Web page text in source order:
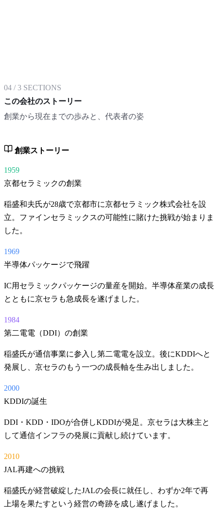
04 /3 SECTIONS
この会社のストーリー
創業から現在までの歩みと、代表者の姿
創業ストーリー
1959
京都セラミックの創業
稲盛和夫氏が28歳で京都市に京都セラミック株式会社を設
立。ファインセラミックスの可能性に賭けた挑戦が始まりま
した。
1969
半導体パッケージで飛躍
IC用セラミックパッケージの量産を開始。半導体産業の成長
とともに京セラも急成長を遂げました。
1984
第二電電（DDI）の創業
稲盛氏が通信事業に参入し第二電電を設立。後にKDDIへと
発展し、京セラのもう一つの成長軸を生み出しました。
2000
KDDIの誕生
DDI・KDD・IDOが合併しKDDIが発足。京セラは大株主と
して通信インフラの発展に貢献し続けています。
2010
JAL再建への挑戦
稲盛氏が経営破綻したJALの会長に就任し、わずか2年で再
上場を果たすという経営の奇跡を成し遂げました。